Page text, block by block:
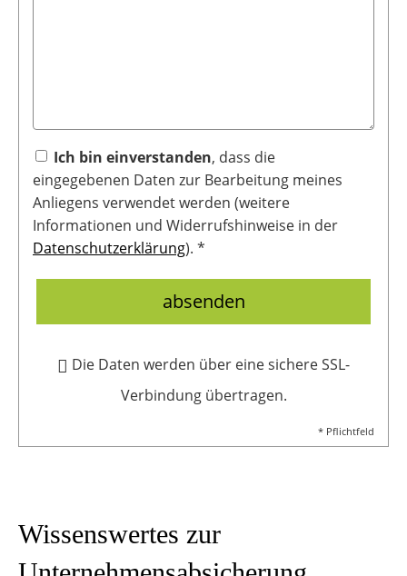
Ich bin einverstanden, dass die
eingegebenen Daten zur Bearbeitung meines
Anliegens verwendet werden (weitere
Informationen und Widerrufshinweise in der
Datenschutzerklärung). *
absenden
Die Daten werden über eine sichere SSL-
Verbindung übertragen.
* Pflichtfeld
Wissenswertes zur